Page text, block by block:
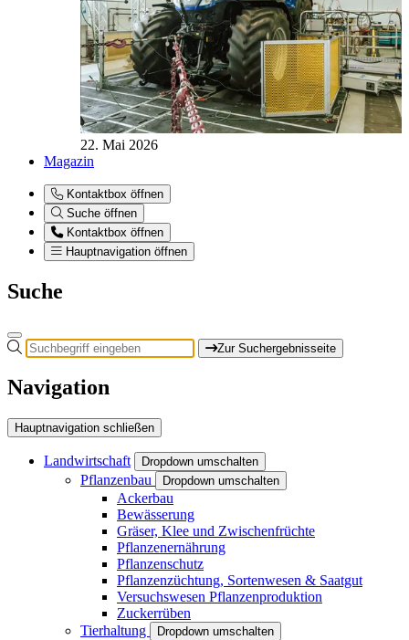
22. Mai 2026
Magazin
Kontaktbox öffnen
Suche öffnen
Kontaktbox öffnen
Hauptnavigation öffnen
Suche
Zur Suchergebnisseite
Navigation
Hauptnavigation schließen
Landwirtschaft Dropdown umschalten
Pflanzenbau Dropdown umschalten
Ackerbau
Bewässerung
Gräser, Klee und Zwischenfrüchte
Pflanzenernährung
Pflanzenschutz
Pflanzenzüchtung, Sortenwesen & Saatgut
Versuchswesen Pflanzenproduktion
Zuckerrüben
Tierhaltung
Dropdown umschalten